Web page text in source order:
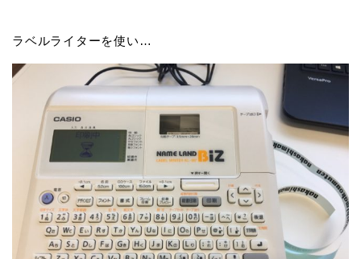
ラベルライターを使い…